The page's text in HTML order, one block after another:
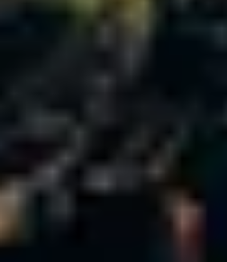
Champagne Ayala
Champagne Lanson
Champagne Mercier
Champagne Moët et Chandon